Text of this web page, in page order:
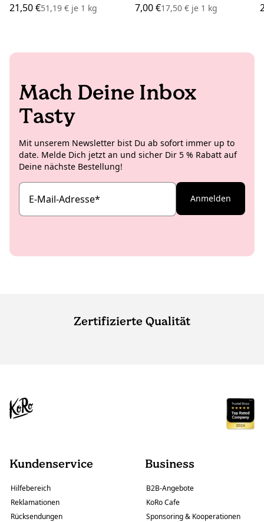
21,50 €51,19 € je 1 kg
7,00 €17,50 € je1 kg
Mach Deine Inbox
Tasty
Mit unserem Newsletter bist Du ab sofort immer up to
date. Melde Dich jetzt an und sicher Dir 5 % Rabatt auf
Deine nächste Bestellung!
E-Mail-Adresse* Anmelden
Zertifizierte Qualität
Kundenservice
Hilfebereich
Reklamationen
Rücksendungen
Business
B2B-Angebote
KoRo Cafe
Sponsoring & Kooperationen